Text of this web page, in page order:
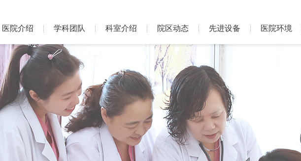
医院介绍 学科团队 科室介绍 院区动态 先进设备 医院环境